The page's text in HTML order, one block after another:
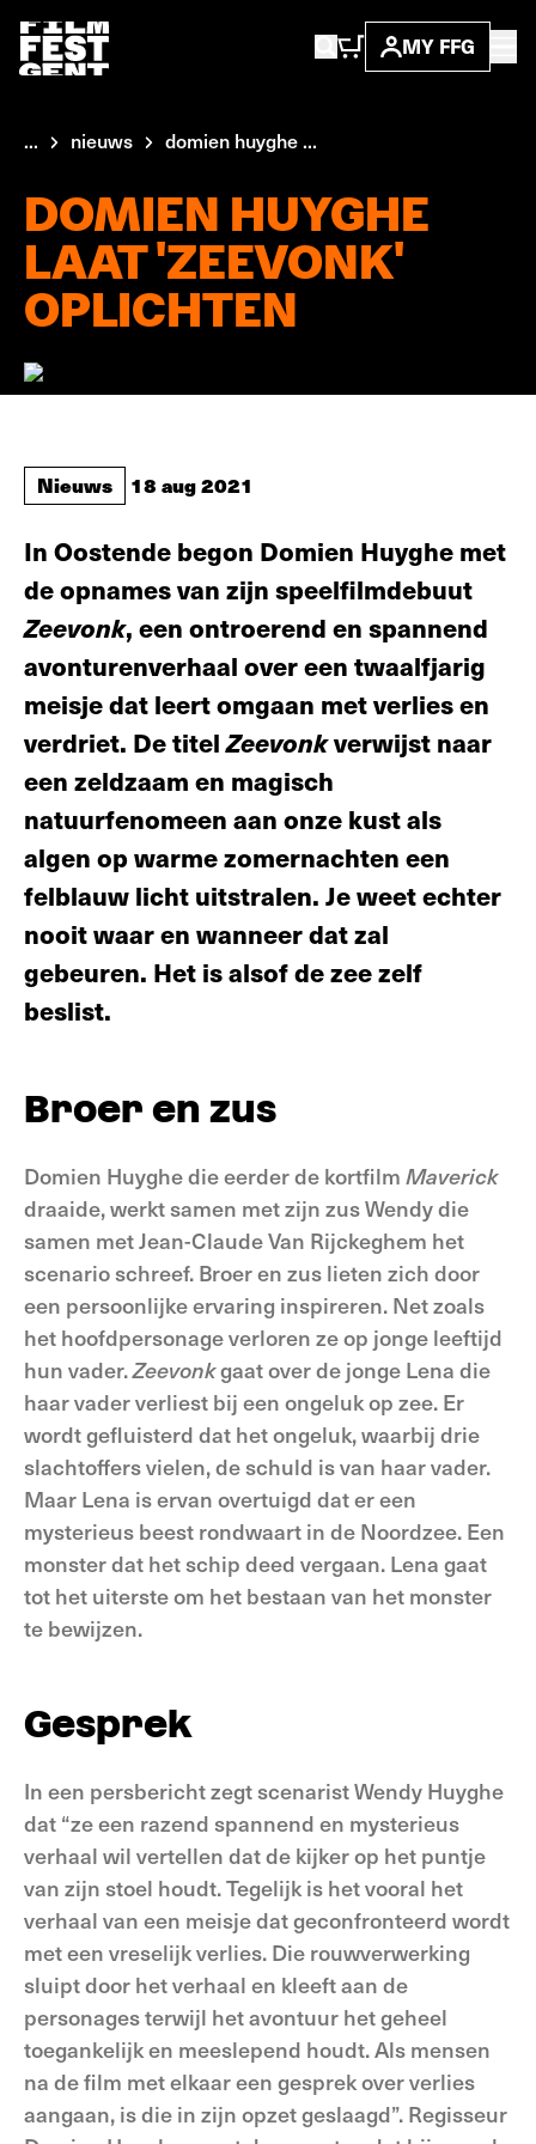
MY FFG
... nieuws domien huyghe ...
DOMIEN HUYGHE
LAAT 'ZEEVONK'
OPLICHTEN
Nieuws 18 aug 2021
In Oostende begon Domien Huyghe met
de opnames van zijn speelfilmdebuut
Zeevonk, een ontroerend en spannend
avonturenverhaal over een twaalfjarig
meisje dat leert omgaan met verlies en
verdriet. De titelZeevonkverwijst naar
een zeldzaam en magisch
natuurfenomeen aan onze kust als
algen op warme zomernachten een
felblauw licht uitstralen. Je weet echter
nooit waar en wanneer dat zal
gebeuren. Het is alsof de zee zelf
beslist.
Broer en zus
Domien Huyghe die eerder de kortfilm Maverick
draaide, werkt samen met zijn zus Wendy die
samen met Jean-Claude Van Rijckeghem het
scenario schreef. Broer en zus lieten zich door
een persoonlijke ervaring inspireren. Net zoals
het hoofdpersonage verloren ze op jonge leeftijd
hun vader.Zeevonkgaat over de jonge Lena die
haar vader verliest bij een ongeluk op zee. Er
wordt gefluisterd dat het ongeluk, waarbij drie
slachtoffers vielen, de schuld is van haar vader.
Maar Lena is ervan overtuigd dat er een
mysterieus beest rondwaart in de Noordzee. Een
monster dat het schip deed vergaan. Lena gaat
tot het uiterste om het bestaan van het monster
te bewijzen.
Gesprek
In een persbericht zegt scenarist Wendy Huyghe
dat “ze een razend spannend en mysterieus
verhaal wil vertellen dat de kijker op het puntje
van zijn stoel houdt. Tegelijk is het vooral het
verhaal van een meisje dat geconfronteerd wordt
met een vreselijk verlies. Die rouwverwerking
sluipt door het verhaal en kleeft aan de
personages terwijl het avontuur het geheel
toegankelijk en meeslepend houdt. Als mensen
na de film met elkaar een gesprek over verlies
aangaan, is die in zijn opzet geslaagd”. Regisseur